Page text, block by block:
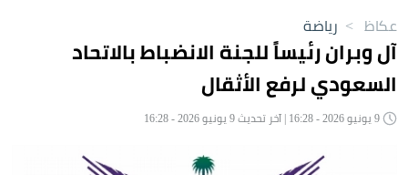
عكاظ > رياضة
آل وبران رئيساً للجنة الانضباط بالاتحاد
السعودي لرفع الأثقال